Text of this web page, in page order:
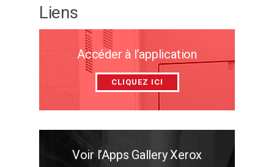
Liens
Accéder à l’application
CLIQUEZ ICI
Voir l’Apps Gallery Xerox